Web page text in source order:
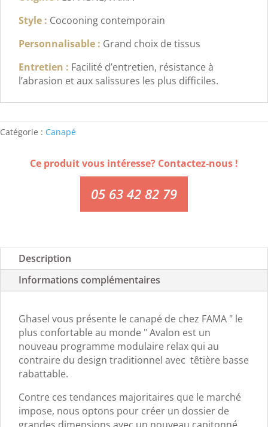
Style : Cocooning contemporain
Personnalisable : Grand choix de tissus
Entretien : Facilité d’entretien, résistance à
l’abrasion et aux salissures les plus difficiles.
Catégorie : Canapé
Ce produit vous intéresse? Contactez-nous !
05 63 42 82 79
Description
Informations complémentaires
Ghasel vous présente le canapé de chez FAMA " le
plus confortable au monde " Avalon est un
nouveau programme modulaire relax qui au
contraire du design traditionnel avec têtière basse
rabattable.
Contre ces tendances majoritaires que le marché
impose, nous optons pour créer un dossier de